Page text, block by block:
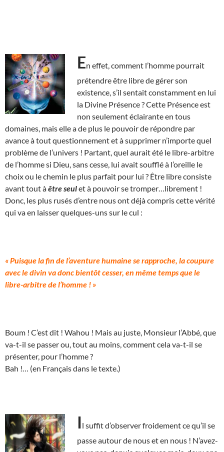
En effet, comment l’homme pourrait
prétendre être libre de gérer son
existence, s’il sentait constamment en lui
la Divine Présence ? Cette Présence est
non seulement éclairante en tous
domaines, mais elle a de plus le pouvoir de répondre par
avance à tout questionnement et à supprimer n’importe quel
problème de l’univers ! Partant, quel aurait été le libre-arbitre
de l’homme si Dieu, sans cesse, lui avait soufflé à l’oreille le
choix ou le chemin le plus parfait pour lui ? Être libre consiste
avant tout àêtre seulet à pouvoir se tromper…librement !
Donc, les plus rusés d’entre nous ont déjà compris cette vérité
qui va en laisser quelques-uns sur le cul :
« Puisque la fin de l’aventure humaine se rapproche, la coupure
avec le divin va donc bientôt cesser, en même temps que le
libre-arbitre de l’homme ! »
Boum ! C’est dit ! Wahou ! Mais au juste, Monsieur l’Abbé, que
va-t-il se passer ou, tout au moins, comment cela va-t-il se
présenter, pour l’homme ?
Bah !… (en Français dans le texte.)
Il suffit d’observer froidement ce qu’il se
passe autour de nous et en nous ! N’avez-